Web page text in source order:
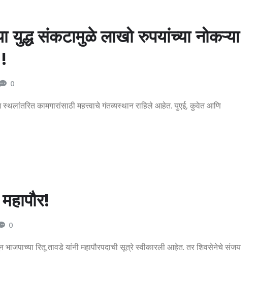
संकटामुळे लाखो रुपयांच्या नोकऱ्या
0
कामगारांसाठी महत्त्वाचे गंतव्यस्थान राहिले आहेत. युएई, कुवेत आणि
0
भाजपाच्या रितू तावडे यांनी महापौरपदाची सूत्रे स्वीकारली आहेत. तर शिवसेनेचे संजय